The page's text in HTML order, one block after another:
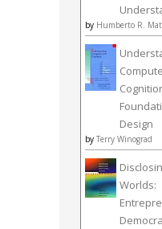
by Humberto R.
Design
by Terry Winograd
Worlds: